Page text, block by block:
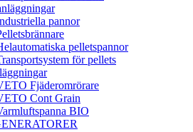
pannor
pelletspannor
för pellets
Fjäderomrörare
Cont Grain
BIO